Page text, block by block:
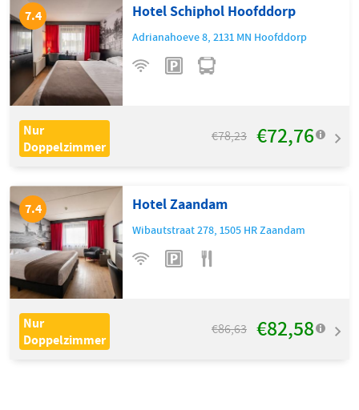
7.4 Hotel Schiphol Hoofddorp
Adrianahoeve 8,2131 MN Hoofddorp
Nur
Doppelzimmer
€78,23 €72,76
7.4 Hotel Zaandam
Wibautstraat 278,1505 HRZaandam
Nur
Doppelzimmer
€86,63 €82,58